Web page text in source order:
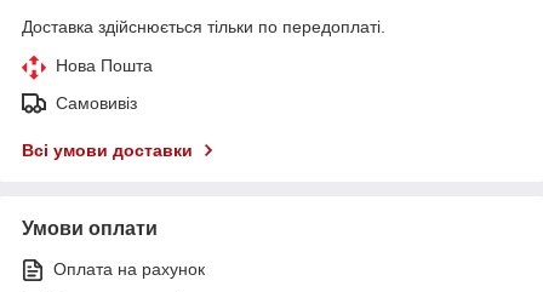
Доставка здійснюється тільки по передоплаті.
Нова Пошта
Самовивіз
Всі умови доставки
Умови оплати
Оплата на рахунок